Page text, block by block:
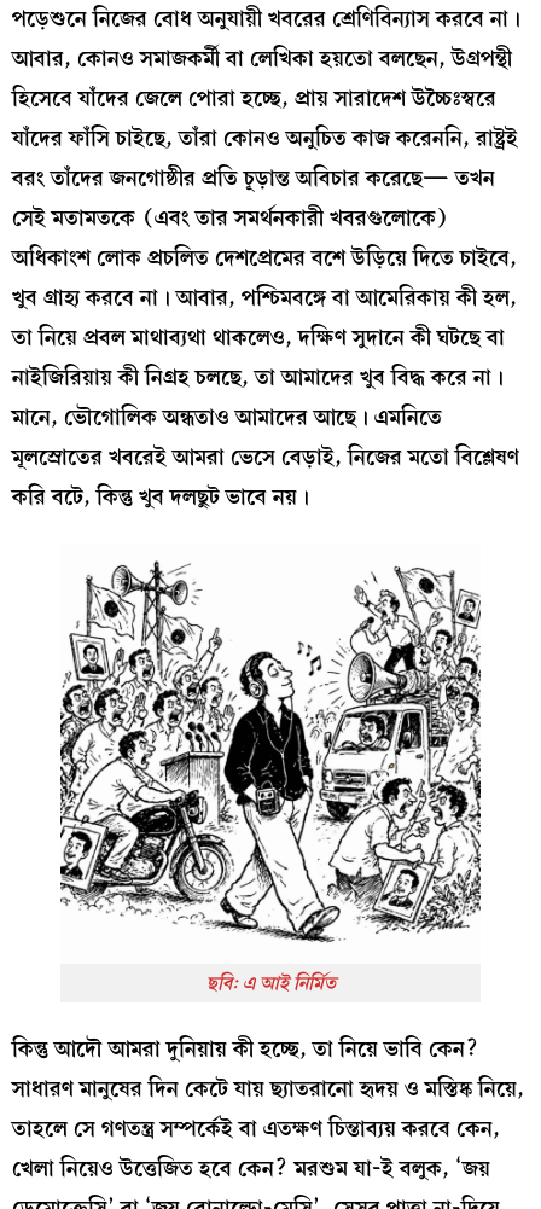
পড়েশুনে নিজের বোধ অনুযায়ী খবরের শ্রেণিবিন্যাস করবে না।
আবার, কোনও সমাজকর্মী বা লেখিকা হয়তো বলছেন, উগ্রপন্থী
হিসেবে যাঁদের জেলে পোরা হচ্ছে, প্রায় সারাদেশ উচ্চৈঃস্বরে
যাঁদের ফাঁসি চাইছে, তাঁরা কোনও অনুচিত কাজ করেননি, রাষ্ট্রই
বরং তাঁদের জনগোষ্ঠীর প্রতি চূড়ান্ত অবিচার করেছে— তখন
সেই মতামতকে (এবং তার সমর্থনকারী খবরগুলোকে)
অধিকাংশ লোক প্রচলিত দেশপ্রেমের বশে উড়িয়ে দিতে চাইবে,
খুব গ্রাহ্য করবে না। আবার, পশ্চিমবঙ্গে বা আমেরিকায় কী হল,
তা নিয়ে প্রবল মাথাব্যথা থাকলেও, দক্ষিণ সুদানে কী ঘটছে বা
নাইজিরিয়ায় কী নিগ্রহ চলছে, তা আমাদের খুব বিদ্ধ করে না।
মানে, ভৌগোলিক অন্ধতাও আমাদের আছে। এমনিতে
মূলস্রোতের খবরেই আমরা ভেসে বেড়াই, নিজের মতো বিশ্লেষণ
করি বটে, কিন্তু খুব দলছুট ভাবে নয়।
ছবি: এ আই নির্মিত
কিন্তু আদৌ আমরা দুনিয়ায় কী হচ্ছে, তা নিয়ে ভাবি কেন?
সাধারণ মানুষের দিন কেটে যায় ছ্যাতরানো হৃদয় ও মস্তিষ্ক নিয়ে,
তাহলে সে গণতন্ত্র সম্পর্কেই বা এতক্ষণ চিন্তাব্যয় করবে কেন,
খেলা নিয়েও উত্তেজিত হবে কেন? মরশুম যা-ই বলুক, ‘জয়